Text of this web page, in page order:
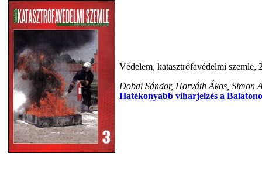
Védelem, katasztrófavédelmi
Dobai Sándor, Horváth Ákos, Simon
Hatékonyabb viharjelzés a